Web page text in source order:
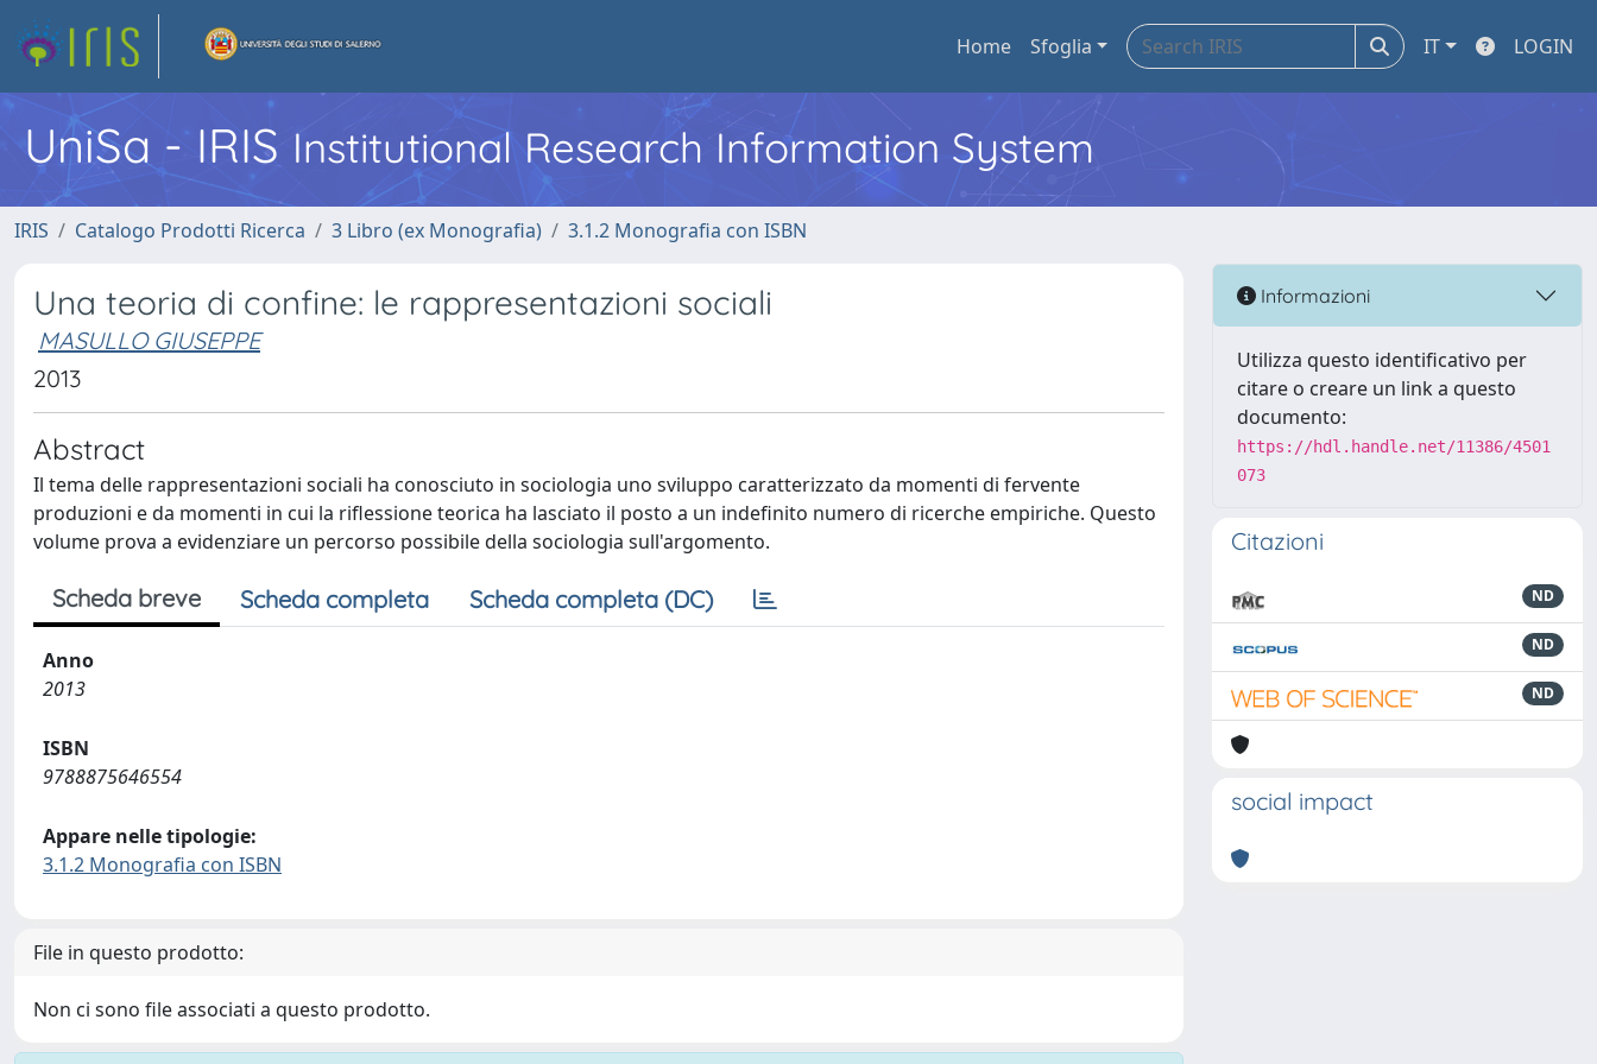
Home Sfoglia IT LOGIN
UniSa - IRIS Institutional Research Information System
IRIS Catalogo Prodotti Ricerca 3 Libro (ex Monografia) 3.1.2 Monografia con ISBN
Una teoria di confine: le rappresentazioni sociali
MASULLO GIUSEPPE
2013
Abstract
Il tema delle rappresentazioni sociali ha conosciuto in sociologia uno sviluppo caratterizzato da momenti di fervente
produzioni e da momenti in cui la riflessione teorica ha lasciato il posto a un indefinito numero di ricerche empiriche. Questo
volume prova a evidenziare un percorso possibile della sociologia sull'argomento.
Scheda breve Scheda completa Scheda completa (DC)
Anno
2013
ISBN
9788875646554
Appare nelle tipologie:
3.1.2 Monografia con ISBN
File in questo prodotto:
Non ci sono file associati a questo prodotto.
Informazioni
Utilizza questo identificativo per
citare o creare un link a questo
documento:
https://hdl.handle.net/11386/4501
073
Citazioni
ND
ND
ND
social impact